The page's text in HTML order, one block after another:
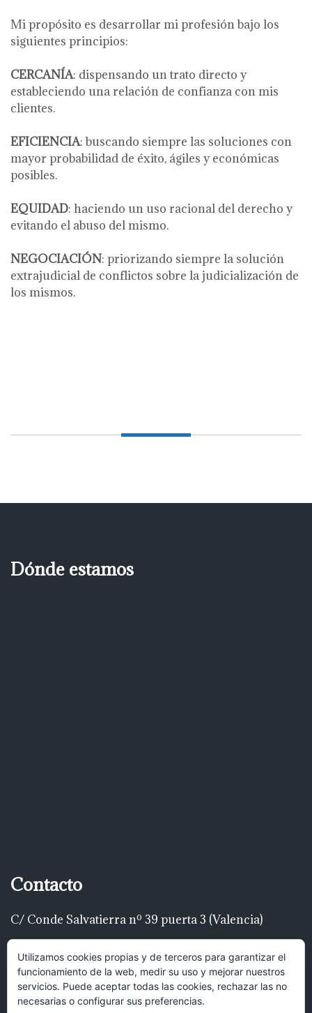
Mi propósito es desarrollar mi profesión bajo los
siguientes principios:
CERCANÍA: dispensando un trato directo y
estableciendo una relación de confianza con mis
clientes.
EFICIENCIA: buscando siempre las soluciones con
mayor probabilidad de éxito, ágiles y económicas
posibles.
EQUIDAD: haciendo un uso racional del derecho y
evitando el abuso del mismo.
NEGOCIACIÓN: priorizando siempre la solución
extrajudicial de conflictos sobre la judicialización de
los mismos.
Dónde estamos
Contacto
C/ Conde Salvatierra nº 39 puerta 3 (Valencia)
Telf: 616 22 00 22
luispascualrodríguez@gmail.com
Utilizamos cookies propias y de terceros para garantizar el
funcionamiento de la web, medir su uso y mejorar nuestros
servicios. Puede aceptar todas las cookies, rechazar las no
necesarias o configurar sus preferencias.